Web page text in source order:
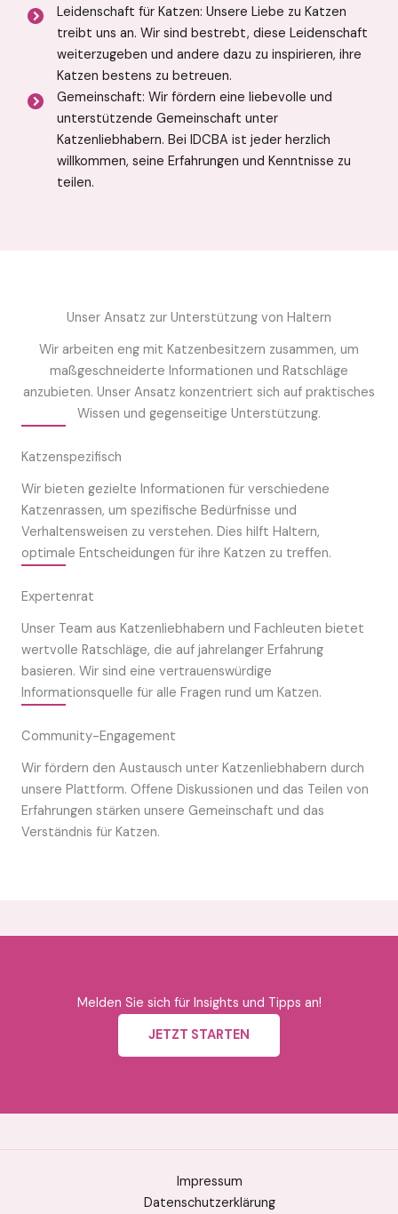
Leidenschaft für Katzen: Unsere Liebe zu Katzen
treibt uns an. Wir sind bestrebt, diese Leidenschaft
weiterzugeben und andere dazu zu inspirieren, ihre
Katzen bestens zu betreuen.
Gemeinschaft: Wir fördern eine liebevolle und
unterstützende Gemeinschaft unter
Katzenliebhabern. Bei IDCBA ist jeder herzlich
willkommen, seine Erfahrungen und Kenntnisse zu
teilen.
Unser Ansatz zur Unterstützung von Haltern
Wir arbeiten eng mit Katzenbesitzern zusammen, um
maßgeschneiderte Informationen und Ratschläge
anzubieten. Unser Ansatz konzentriert sich auf praktisches
Wissen und gegenseitige Unterstützung.
Katzenspezifisch
Wir bieten gezielte Informationen für verschiedene
Katzenrassen, um spezifische Bedürfnisse und
Verhaltensweisen zu verstehen. Dies hilft Haltern,
optimale Entscheidungen für ihre Katzen zu treffen.
Expertenrat
Unser Team aus Katzenliebhabern und Fachleuten bietet
wertvolle Ratschläge, die auf jahrelanger Erfahrung
basieren. Wir sind eine vertrauenswürdige
Informationsquelle für alle Fragen rund um Katzen.
Community-Engagement
Wir fördern den Austausch unter Katzenliebhabern durch
unsere Plattform. Offene Diskussionen und das Teilen von
Erfahrungen stärken unsere Gemeinschaft und das
Verständnis für Katzen.
Melden Sie sich für Insights und Tipps an!
JETZT STARTEN
Impressum
Datenschutzerklärung